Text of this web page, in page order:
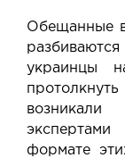
Обещанные в
украинцы
формате